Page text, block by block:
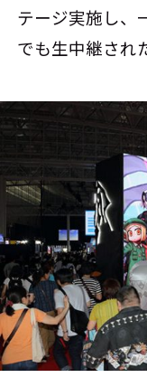
テージ実施し、
でも生中継され